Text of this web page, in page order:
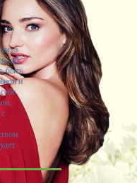
а
и для
быть
и